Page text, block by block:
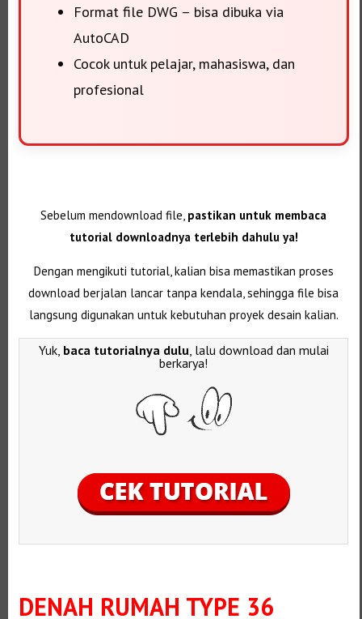
Format file DWG – bisa dibuka via
AutoCAD
Cocok untuk pelajar, mahasiswa, dan
profesional
Sebelum mendownload file, pastikan untuk membaca
tutorial downloadnya terlebih dahulu ya!
Dengan mengikuti tutorial, kalian bisa memastikan proses
download berjalan lancar tanpa kendala, sehingga file bisa
langsung digunakan untuk kebutuhan proyek desain kalian.
Yuk, baca tutorialnya dulu , lalu download dan mulai
berkarya!
DENAH RUMAH TYPE 36